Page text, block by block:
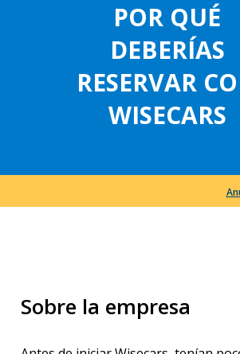
POR QUÉ
DEBERÍAS
RESERVAR
WISECARS
Sobre la empresa